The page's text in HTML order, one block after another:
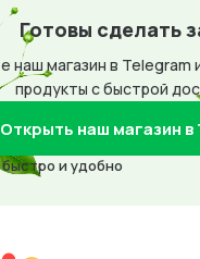
Готовы сделать
наш магазин в Telegram
продукты с быстрой
Открыть наш магазин
и удобно